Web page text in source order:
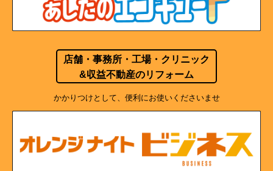
店舗・事務所・工場・クリニック
&収益不動産のリフォーム
かかりつけとして、便利にお使いくださいませ